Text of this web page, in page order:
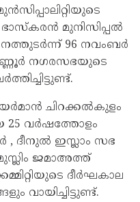
മുനിസിപ്പൽ
96 നവംബർ
നഗരസഭയുടെ
ചിറക്കൽകുളം
25 വർഷത്തോളം
ദീനുൽ ഇസ്ലാം സഭ
ജമാഅത്ത്
ദീർഘകാല
വായിച്ചിട്ടുണ്ട്.